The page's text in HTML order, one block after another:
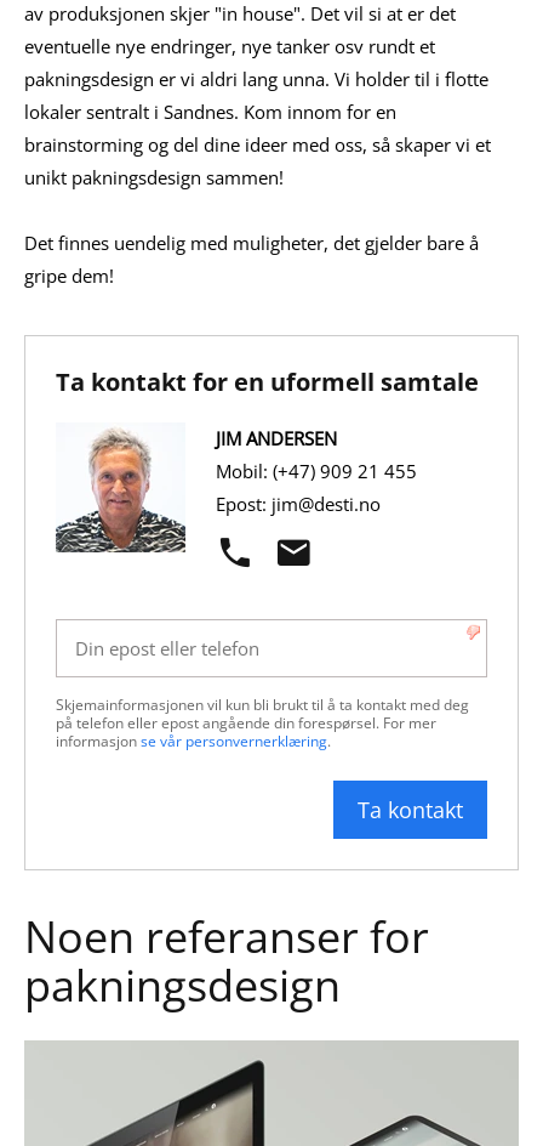
av produksjonen skjer "in house". Det vil si at er det
eventuelle nye endringer, nye tanker osv rundt et
pakningsdesign er vi aldri lang unna. Vi holder til i flotte
lokaler sentralt i Sandnes. Kom innom for en
brainstorming og del dine ideer med oss, så skaper vi et
unikt pakningsdesign sammen!
Det finnes uendelig med muligheter, det gjelder bare å
gripe dem!
Ta kontakt for en uformell samtale
JIM ANDERSEN
Mobil: (+47) 909 21 455
Epost: jim@desti.no
Skjemainformasjonen vil kun bli brukt til å ta kontakt med deg
på telefon eller epost angående din forespørsel. For mer
informasjon se vår personvernerklæring.
Noen referanser for
pakningsdesign
Hinna Park Nettside